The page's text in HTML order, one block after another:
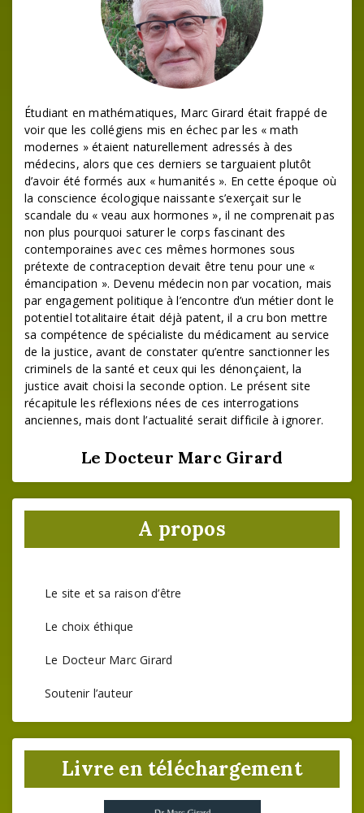
Étudiant en mathématiques, Marc Girard était frappé de
voir que les collégiens mis en échec par les « math
modernes » étaient naturellement adressés à des
médecins, alors que ces derniers se targuaient plutôt
d’avoir été formés aux « humanités ». En cette époque où
la conscience écologique naissante s’exerçait sur le
scandale du « veau aux hormones », il ne comprenait pas
non plus pourquoi saturer le corps fascinant des
contemporaines avec ces mêmes hormones sous
prétexte de contraception devait être tenu pour une «
émancipation ». Devenu médecin non par vocation, mais
par engagement politique à l’encontre d’un métier dont le
potentiel totalitaire était déjà patent, il a cru bon mettre
sa compétence de spécialiste du médicament au service
de la justice, avant de constater qu’entre sanctionner les
criminels de la santé et ceux qui les dénonçaient, la
justice avait choisi la seconde option. Le présent site
récapitule les réflexions nées de ces interrogations
anciennes, mais dont l’actualité serait difficile à ignorer.
Le Docteur Marc Girard
A propos
Le site et sa raison d’être
Le choix éthique
Le Docteur Marc Girard
Soutenir l’auteur
Livre en téléchargement